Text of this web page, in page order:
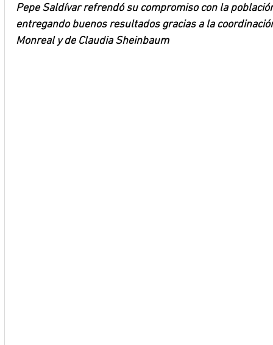
Pepe Saldívar refrendó su compromiso con la
entregando buenos resultados gracias a la
Monreal y de Claudia Sheinbaum